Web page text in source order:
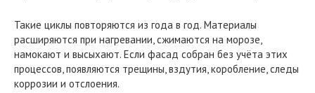
Такие циклы повторяются из года в год. Материалы
расширяются при нагревании, сжимаются на морозе,
намокают и высыхают. Если фасад собран без учёта этих
процессов, появляются трещины, вздутия, коробление, следы
коррозии и отслоения.